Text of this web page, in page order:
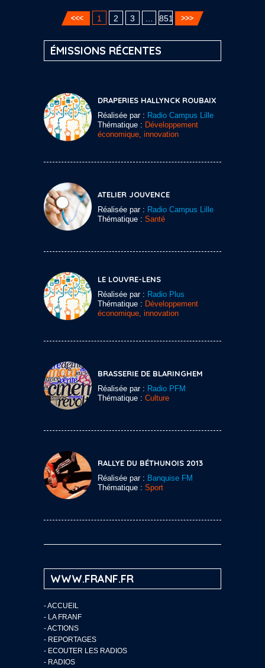
1 2 3 851
ÉMISSIONS RÉCENTES
DRAPERIES HALLYNCK ROUBAIX
Réalisée par : Radio Campus Lille
Thématique : Développement
économique, innovation
ATELIER JOUVENCE
Réalisée par : Radio Campus Lille
Thématique : Santé
LE LOUVRE-LENS
Réalisée par : Radio Plus
Thématique : Développement
économique, innovation
BRASSERIE DE BLARINGHEM
Réalisée par : Radio PFM
Thématique : Culture
RALLYE DU BÉTHUNOIS 2013
Réalisée par : Banquise FM
Thématique : Sport
WWW.FRANF.FR
-ACCUEIL
- LA FRANF
-ACTIONS
- REPORTAGES
- ECOUTER LES RADIOS
- RADIOS